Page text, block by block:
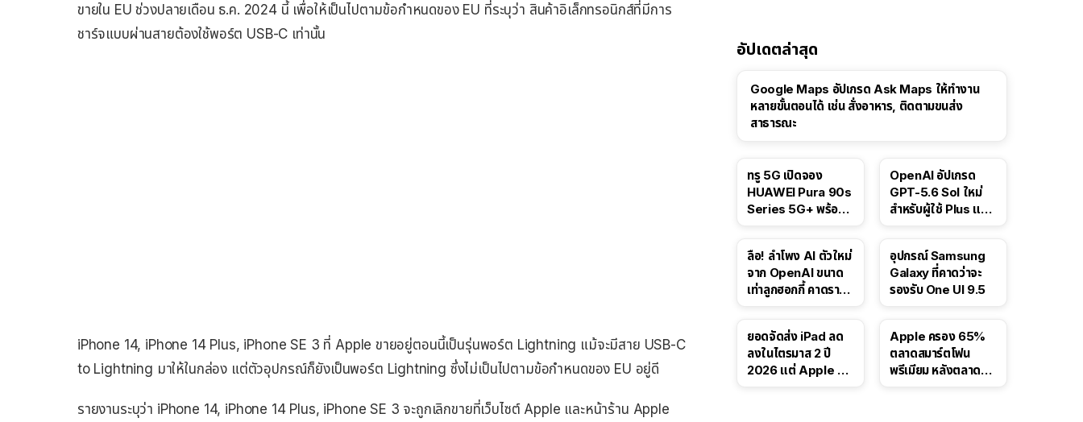
ขายใน EU ช่วงปลายเดือน ธ.ค. 2024 นี้ เพื่อให้เป็นไปตามข้อกำหนดของ EU ที่ระบุว่า สินค้าอิเล็กทรอนิกส์ที่มีการ
ชาร์จแบบผ่านสายต้องใช้พอร์ต USB-C เท่านั้น
iPhone 14, iPhone 14 Plus, iPhone SE 3 ที่ Apple ขายอยู่ตอนนี้เป็นรุ่นพอร์ต Lightning แม้จะมีสาย USB-C
to Lightning มาให้ในกล่อง แต่ตัวอุปกรณ์ก็ยังเป็นพอร์ต Lightning ซึ่งไม่เป็นไปตามข้อกำหนดของ EU อยู่ดี
รายงานระบุว่า iPhone 14, iPhone 14 Plus, iPhone SE 3 จะถูกเลิกขายที่เว็บไซต์ Apple และหน้าร้าน Apple
อัปเดตล่าสุด
Google Maps อัปเกรด Ask Maps ให้ทำงาน
หลายขั้นตอนได้ เช่น สั่งอาหาร, ติดตามขนส่ง
สาธารณะ
ทรู 5G เปิดจอง
HUAWEI Pura 90s
Series 5G+ พร้อม
OpenAI อัปเกรด
GPT-5.6 Sol ใหม่
สำหรับผู้ใช้ Plus และ
ลือ! ลำโพง AI ตัวใหม่
จาก OpenAI ขนาด
เท่าลูกฮอกกี้ คาดราคา
อุปกรณ์ Samsung
Galaxy ที่คาดว่าจะ
รองรับ One UI 9.5
ยอดจัดส่ง iPad ลด
ลงในไตรมาส 2 ปี
2026 แต่ Apple ยัง
Apple ครอง 65%
ตลาดสมาร์ตโฟน
พรีเมียม หลังตลาดทำ